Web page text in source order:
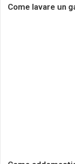
Come lavare un